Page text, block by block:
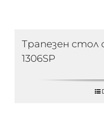
Трапезен стол
1306SP